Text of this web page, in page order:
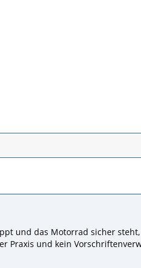
und das Motorrad sicher
Praxis und kein